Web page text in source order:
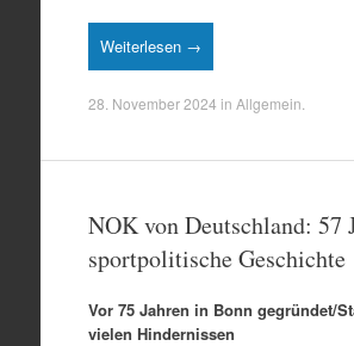
Weiterlesen →
28. November 2024 in Allgemein
NOK von Deutschland: 57
sportpolitische Geschichte
Vor 75 Jahren in Bonn gegründet/
vielen Hindernissen